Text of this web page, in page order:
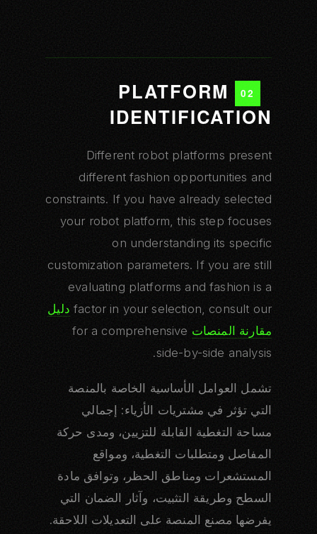
02
PLATFORM
IDENTIFICATION
Different robot platforms present
different fashion opportunities and
constraints. If you have already selected
your robot platform, this step focuses
on understanding its specific
customization parameters. If you are still
evaluating platforms and fashion is a
factor in your selection, consult our دليل
مقارنة المنصات for a comprehensive
side-by-side analysis.
تشمل العوامل الأساسية الخاصة بالمنصة
التي تؤثر في مشتريات الأزياء: إجمالي
مساحة التغطية القابلة للتزيين، ومدى حركة
المفاصل ومتطلبات التغطية، ومواقع
المستشعرات ومناطق الحظر، وتوافق مادة
السطح وطريقة التثبيت، وآثار الضمان التي
يفرضها مصنع المنصة على التعديلات اللاحقة.